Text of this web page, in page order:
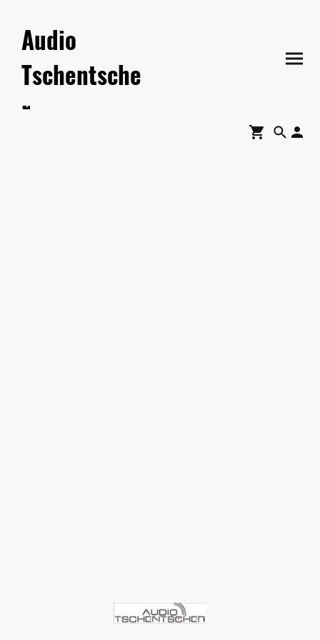
Audio
Tschentsche
r